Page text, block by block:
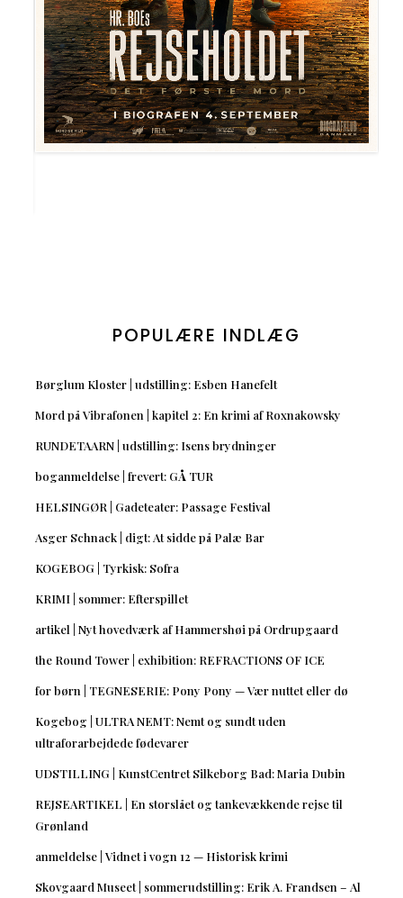
POPULÆRE INDLÆG
Børglum Kloster | udstilling: Esben Hanefelt
Mord på Vibrafonen | kapitel 2: En krimi af Roxnakowsky
RUNDETAARN | udstilling: Isens brydninger
boganmeldelse | frevert: GÅ TUR
HELSINGØR | Gadeteater: Passage Festival
Asger Schnack | digt: At sidde på Palæ Bar
KOGEBOG | Tyrkisk: Sofra
KRIMI | sommer: Efterspillet
artikel | Nyt hovedværk af Hammershøi på Ordrupgaard
the Round Tower | exhibition: REFRACTIONS OF ICE
for børn | TEGNESERIE: Pony Pony — Vær nuttet eller dø
Kogebog | ULTRA NEMT: Nemt og sundt uden
ultraforarbejdede fødevarer
UDSTILLING | KunstCentret Silkeborg Bad: Maria Dubin
REJSEARTIKEL | En storslået og tankevækkende rejse til
Grønland
anmeldelse | Vidnet i vogn 12 — Historisk krimi
Skovgaard Museet | sommerudstilling: Erik A. Frandsen – Al